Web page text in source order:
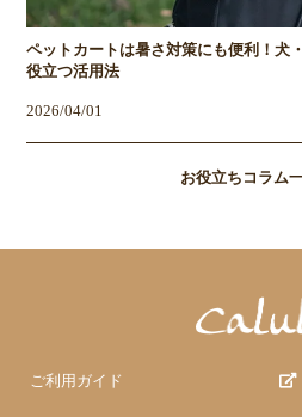
ペットカートは暑さ対策にも便利！犬
役立つ活用法
2026/04/01
お役立ちコラム
ご利用ガイド